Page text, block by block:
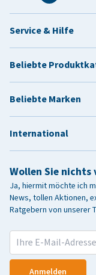
Wollen Sie nichts
Ja, hiermit möchte ich
News, tollen Aktionen,
Ratgebern von unserer
Anmelden
Service & Hilfe
Beliebte
Beliebte Marken
International